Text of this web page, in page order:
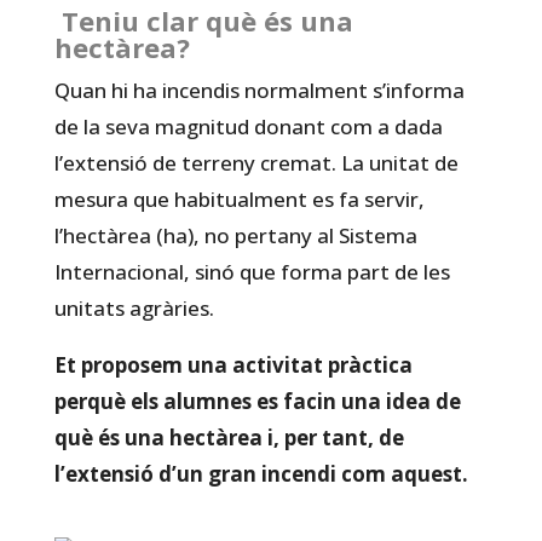
Teniu clar què és una
hectàrea?
Quan hi ha incendis normalment s’informa
de la seva magnitud donant com a dada
l’extensió de terreny cremat. La unitat de
mesura que habitualment es fa servir,
l’hectàrea (ha), no pertany al Sistema
Internacional, sinó que forma part de les
unitats agràries.
Et proposem una activitat pràctica
perquè els alumnes es facin una idea de
què és una hectàrea i, per tant, de
l’extensió d’un gran incendi com aquest.